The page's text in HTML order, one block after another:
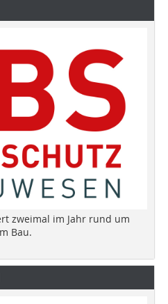
zweimal im Jahr rund um
Bau.